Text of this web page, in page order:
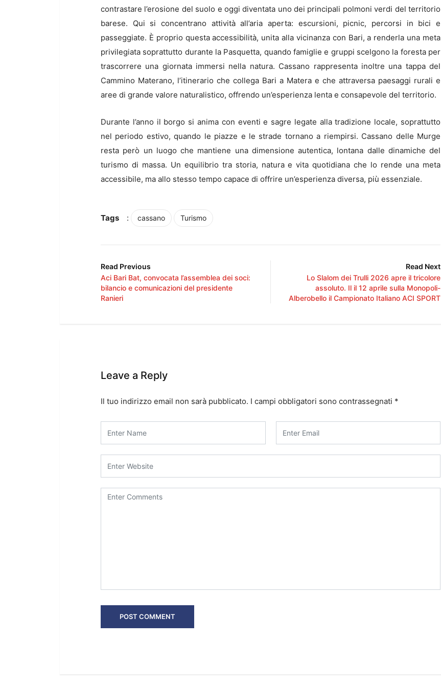
contrastare l’erosione del suolo e oggi diventata uno dei principali polmoni verdi del territorio
barese. Qui si concentrano attività all’aria aperta: escursioni, picnic, percorsi in bici e
passeggiate. È proprio questa accessibilità, unita alla vicinanza con Bari, a renderla una meta
privilegiata soprattutto durante la Pasquetta, quando famiglie e gruppi scelgono la foresta per
trascorrere una giornata immersi nella natura. Cassano rappresenta inoltre una tappa del
Cammino Materano, l’itinerario che collega Bari a Matera e che attraversa paesaggi rurali e
aree di grande valore naturalistico, offrendo un’esperienza lenta e consapevole del territorio.
Durante l’anno il borgo si anima con eventi e sagre legate alla tradizione locale, soprattutto
nel periodo estivo, quando le piazze e le strade tornano a riempirsi. Cassano delle Murge
resta però un luogo che mantiene una dimensione autentica, lontana dalle dinamiche del
turismo di massa. Un equilibrio tra storia, natura e vita quotidiana che lo rende una meta
accessibile, ma allo stesso tempo capace di offrire un’esperienza diversa, più essenziale.
Tags : cassano Turismo
Read Previous
Aci Bari Bat, convocata l’assemblea dei soci:
bilancio e comunicazioni del presidente
Ranieri
Read Next
Lo Slalom dei Trulli 2026 apre il tricolore
assoluto. Il il 12 aprile sulla Monopoli-
Alberobello il Campionato Italiano ACI SPORT
Leave a Reply
Il tuo indirizzo email non sarà pubblicato. I campi obbligatori sono contrassegnati *